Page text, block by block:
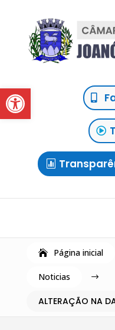
Abrir a barra de
Página inicial
Noticias $
ALTERAÇÃO NA